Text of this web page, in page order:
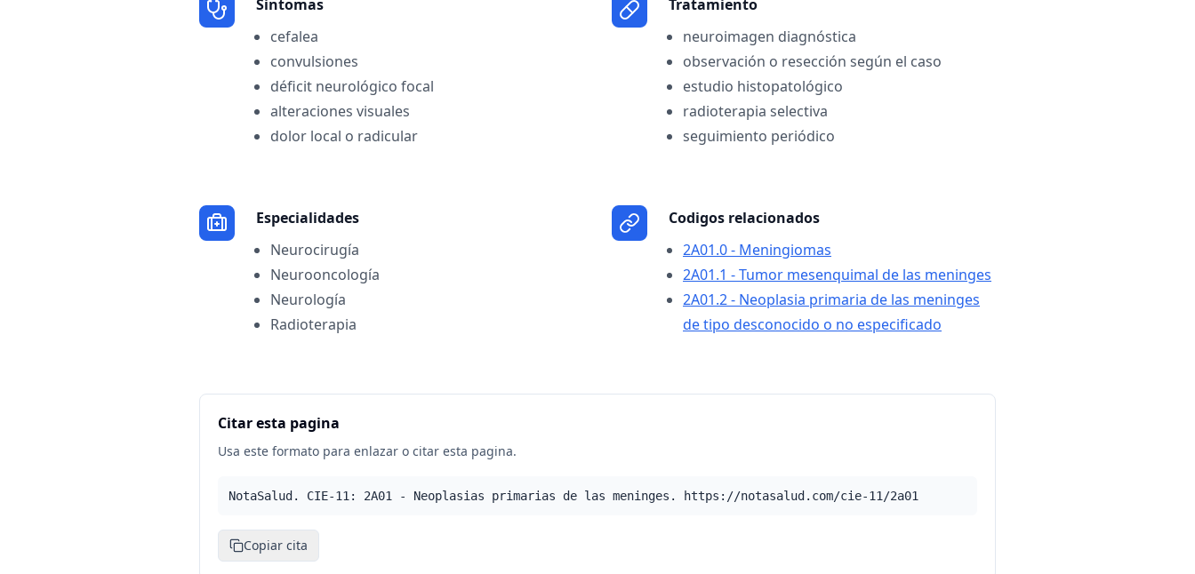
Sintomas
cefalea
convulsiones
déficit neurológico focal
alteraciones visuales
dolor local o radicular
Tratamiento
neuroimagen diagnóstica
observación o resección según el caso
estudio histopatológico
radioterapia selectiva
seguimiento periódico
Especialidades
Neurocirugía
Neurooncología
Neurología
Radioterapia
Codigos relacionados
2A01.0 - Meningiomas
2A01.1 - Tumor mesenquimal de las meninges
2A01.2 - Neoplasia primaria de las meninges
de tipo desconocido o no especificado
Citar esta pagina
Usa este formato para enlazar o citar esta pagina.
NotaSalud. CIE-11: 2A01 - Neoplasias primarias de las meninges. https://notasalud.com/cie-11/2a01
Copiar cita